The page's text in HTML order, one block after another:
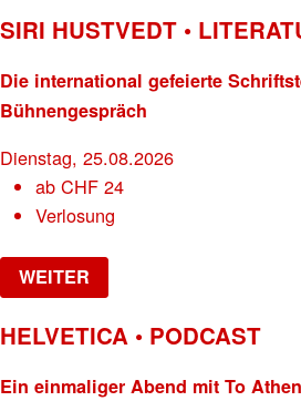
SIRI HUSTVEDT •
Die international gefeierte
Bühnengespräch
Dienstag, 25.08.2026
abCHF 24
Verlosung
WEITER
HELVETICA • PODCAST
Ein einmaliger Abend mit To